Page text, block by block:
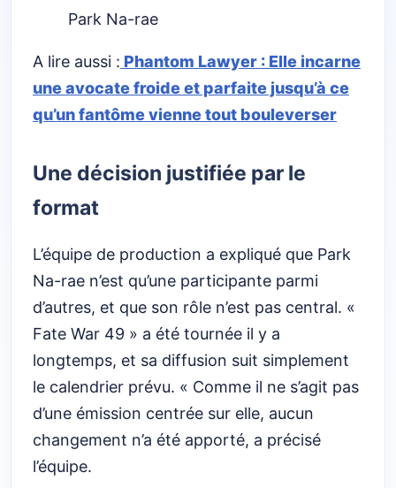
Park Na-rae
A lire aussi : Phantom Lawyer : Elle incarne
une avocate froide et parfaite jusqu’à ce
qu’un fantôme vienne tout bouleverser
Une décision justifiée par le
format
L’équipe de production a expliqué que Park
Na-rae n’est qu’une participante parmi
d’autres, et que son rôle n’est pas central. «
Fate War 49 » a été tournée il y a
longtemps, et sa diffusion suit simplement
le calendrier prévu. « Comme il ne s’agit pas
d’une émission centrée sur elle, aucun
changement n’a été apporté, a précisé
l’équipe.